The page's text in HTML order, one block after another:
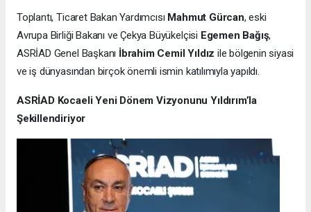
Toplantı, Ticaret Bakan Yardımcısı Mahmut Gürcan, eski
Avrupa Birliği Bakanı ve Çekya Büyükelçisi Egemen Bağış,
ASRİAD Genel Başkanı İbrahim Cemil Yıldız ile bölgenin siyasi
ve iş dünyasından birçok önemli ismin katılımıyla yapıldı.
ASRİAD Kocaeli Yeni Dönem Vizyonunu Yıldırım’la
Şekillendiriyor